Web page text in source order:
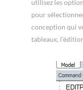
utilisez les
pour
conception qui
tableaux,